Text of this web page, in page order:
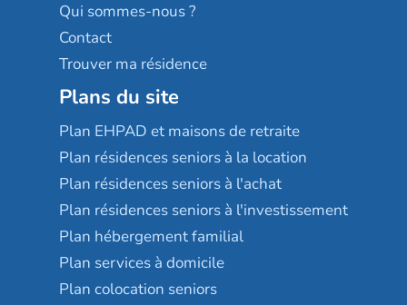
Qui sommes-nous ?
Contact
Trouver ma résidence
Plans du site
Plan EHPAD et maisons de retraite
Plan résidences seniors à la location
Plan résidences seniors à l'achat
Plan résidences seniors à l'investissement
Plan hébergement familial
Plan services à domicile
Plan colocation seniors